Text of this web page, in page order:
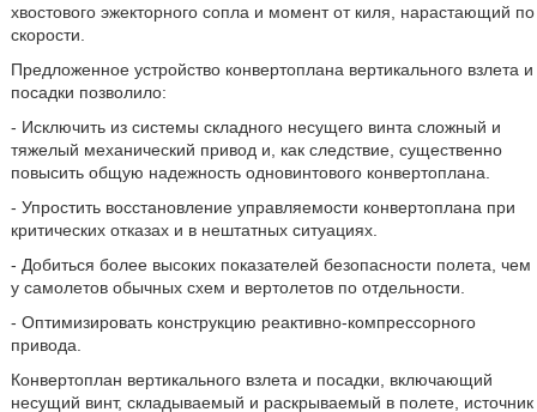
хвостового эжекторного сопла и момент от киля, нарастающий по
скорости.
Предложенное устройство конвертоплана вертикального взлета и
посадки позволило:
- Исключить из системы складного несущего винта сложный и
тяжелый механический привод и, как следствие, существенно
повысить общую надежность одновинтового конвертоплана.
- Упростить восстановление управляемости конвертоплана при
критических отказах и в нештатных ситуациях.
- Добиться более высоких показателей безопасности полета, чем
у самолетов обычных схем и вертолетов по отдельности.
- Оптимизировать конструкцию реактивно-компрессорного
привода.
Конвертоплан вертикального взлета и посадки, включающий
несущий винт, складываемый и раскрываемый в полете, источник